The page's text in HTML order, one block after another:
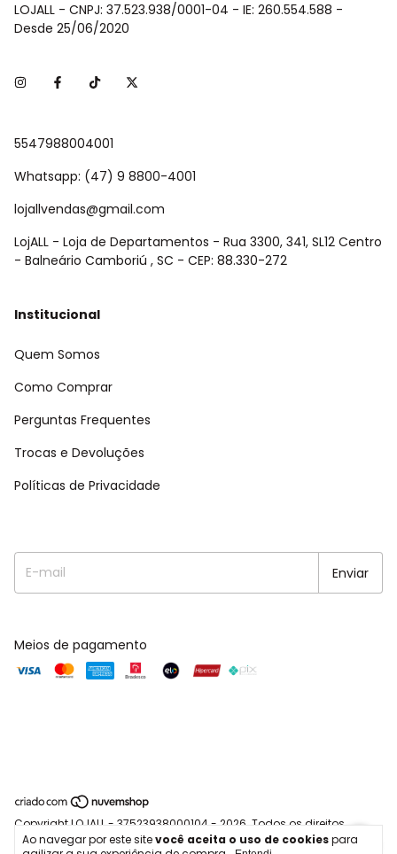
Ao navegar por este sitevocê aceita o uso de cookiespara
LOJALL - CNPJ: 37.523.938/0001-04 - IE: 260.554.588 -
Desde 25/06/2020
5547988004001
Whatsapp: (47) 9 8800-4001
lojallvendas@gmail.com
LojALL - Loja de Departamentos - Rua 3300, 341, SL12 Centro
- Balneário Camboriú , SC - CEP: 88.330-272
Institucional
Quem Somos
Como Comprar
Perguntas Frequentes
Trocas e Devoluções
Políticas de Privacidade
Meios de pagamento
Copyright LOJALL - 37523938000104 - 2026. Todos os direitos
reservados.